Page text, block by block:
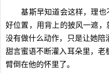
基斯早知道会这样，理也
好位置，用背上的披风一遮
没有做什么动作，只是让她陪
甜言蜜语不断灌入耳朵里，老
臂倒在他的怀里了。